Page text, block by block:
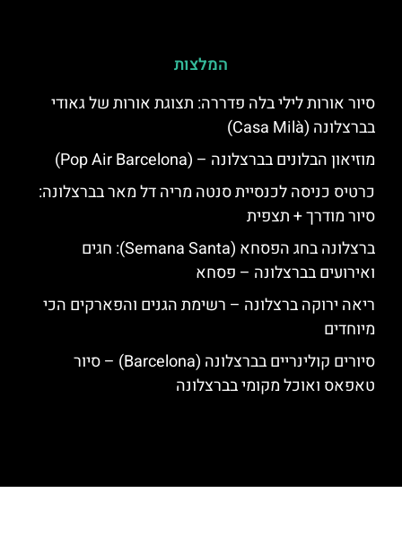
המלצות
סיור אורות לילי בלה פדררה: תצוגת אורות של גאודי
בברצלונה (Casa Milà)
מוזיאון הבלונים בברצלונה – (Pop Air Barcelona)
כרטיס כניסה לכנסיית סנטה מריה דל מאר בברצלונה:
סיור מודרך + תצפית
ברצלונה בחג הפסחא (Semana Santa): חגים
ואירועים בברצלונה – פסחא
ריאה ירוקה ברצלונה – רשימת הגנים והפארקים הכי
מיוחדים
סיורים קולינריים בברצלונה (Barcelona) – סיור
טאפאס ואוכל מקומי בברצלונה